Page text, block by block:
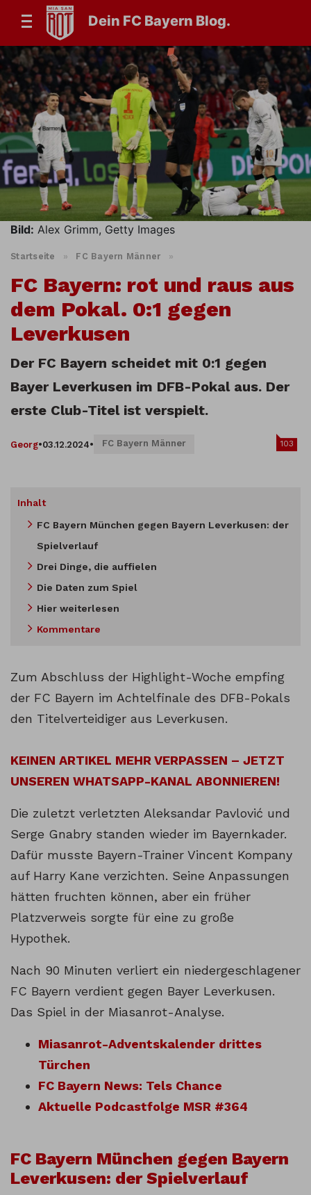
Dein FC Bayern Blog.
Bild: Alex Grimm, Getty Images
Startseite » FC Bayern Männer »
FC Bayern: rot und raus aus
dem Pokal. 0:1 gegen
Leverkusen
Der FC Bayern scheidet mit 0:1 gegen
Bayer Leverkusen im DFB-Pokal aus. Der
erste Club-Titel ist verspielt.
Georg•03.12.2024• FC Bayern Männer 103
Inhalt
FC Bayern München gegen Bayern Leverkusen: der
Spielverlauf
Drei Dinge, die auffielen
Die Daten zum Spiel
Hier weiterlesen
Kommentare
Zum Abschluss der Highlight-Woche empfing
der FC Bayern im Achtelfinale des DFB-Pokals
den Titelverteidiger aus Leverkusen.
KEINEN ARTIKEL MEHR VERPASSEN – JETZT
UNSEREN WHATSAPP-KANAL ABONNIEREN!
Die zuletzt verletzten Aleksandar Pavlović und
Serge Gnabry standen wieder im Bayernkader.
Dafür musste Bayern-Trainer Vincent Kompany
auf Harry Kane verzichten. Seine Anpassungen
hätten fruchten können, aber ein früher
Platzverweis sorgte für eine zu große
Hypothek.
Nach 90 Minuten verliert ein niedergeschlagener
FC Bayern verdient gegen Bayer Leverkusen.
Das Spiel in der Miasanrot-Analyse.
Miasanrot-Adventskalender drittes
Türchen
FC Bayern News: Tels Chance
Aktuelle Podcastfolge MSR #364
FC Bayern München gegen Bayern
Leverkusen: der Spielverlauf